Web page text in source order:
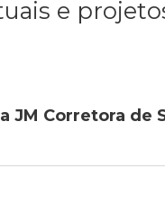
e
JM Corretora de